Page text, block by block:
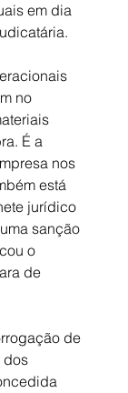
em dia
no
É a
nos
está
jurídico
sanção
o
de
de
dos